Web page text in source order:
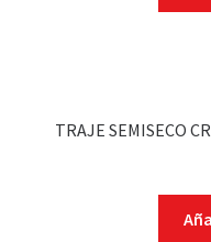
TRAJE SEMISECO